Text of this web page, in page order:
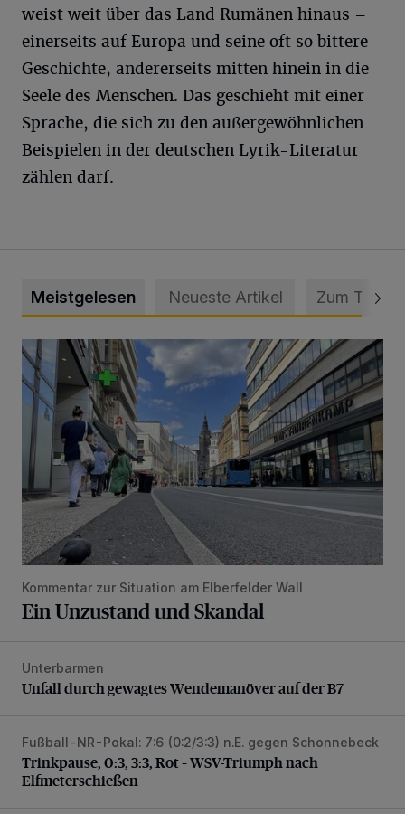
weist weit über das Land Rumänen hinaus –
einerseits auf Europa und seine oft so bittere
Geschichte, andererseits mitten hinein in die
Seele des Menschen. Das geschieht mit einer
Sprache, die sich zu den außergewöhnlichen
Beispielen in der deutschen Lyrik-Literatur
zählen darf.
Meistgelesen Neueste Artikel Zum Thema
Ein Unzustand und Skandal
Kommentar zur Situation am Elberfelder Wall
Ein Unzustand und Skandal
Unfall durch gewagtes Wendemanöver auf der B7
Unterbarmen
Unfall durch gewagtes Wendemanöver auf der B7
Trinkpause, 0:3, 3:3, Rot – WSV-Triumph nach
Fußball-NR-Pokal: 7:6 (0:2/3:3) n.E. gegen Schonnebeck
Trinkpause, 0:3, 3:3, Rot – WSV-Triumph nach
Elfmeterschießen